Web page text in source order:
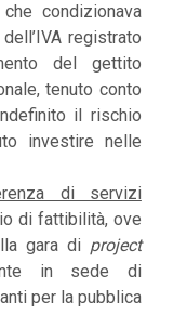
condizionava
registrato
del gettito
tenuto conto
il rischio
investire nelle
di servizi
di fattibilità, ove
gara di project
in sede di
per la pubblica